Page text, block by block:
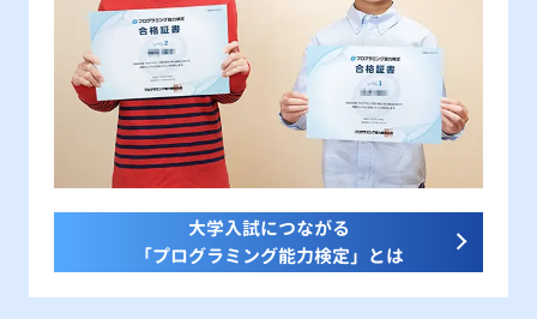
大学入試につながる
「プログラミング能力検定」とは